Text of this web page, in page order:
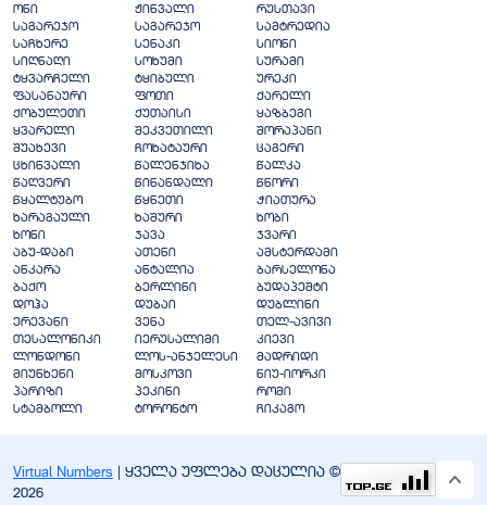
ონი
ჟინვალი
რუსთავი
საგარეჯო
საგარეჯო
სამტრედია
საჩხერე
სენაკი
სიონი
სიღნაღი
სოხუმი
სურამი
ტყვარჩელი
ტყიბული
ურეკი
ფასანაური
ფოთი
ქარელი
ქობულეთი
ქუთაისი
ყაზბეგი
ყვარელი
შეკვეთილი
შორაპანი
შუახევი
ჩოხატაური
ცაგერი
ცხინვალი
წალენჯიხა
წალკა
წაღვერი
წინანდალი
წნორი
წყალტუბო
წყნეთი
ჭიათურა
ხარაგაული
ხაშური
ხობი
ხონი
ჯავა
ჯვარი
აბუ-დაბი
ათენი
ამსტერდამი
ანკარა
ანტალია
ბარსელონა
ბაქო
ბერლინი
ბუდაპეშტი
დოჰა
დუბაი
დუბლინი
ერევანი
ვენა
თელ-ავივი
თესალონიკი
იერუსალიმი
კიევი
ლონდონი
ლოს-ანჯელესი
მადრიდი
მიუნხენი
მოსკოვი
ნიუ-იორკი
პარიზი
პეკინი
რომი
სტამბოლი
ტორონტო ჩიკაგო
Virtual Numbers | ყველა უფლება დაცულია ©
2026